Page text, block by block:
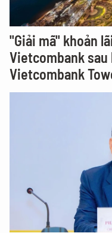
"Giải mã" khoản
Vietcombank
Vietcombank